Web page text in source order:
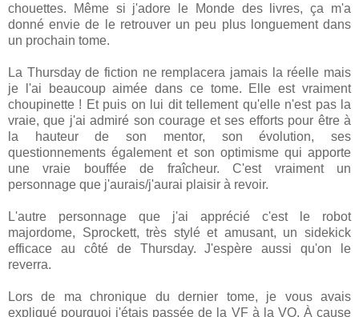
chouettes. Même si j'adore le Monde des livres, ça m'a
donné envie de le retrouver un peu plus longuement dans
un prochain tome.
La Thursday de fiction ne remplacera jamais la réelle mais
je l'ai beaucoup aimée dans ce tome. Elle est vraiment
choupinette ! Et puis on lui dit tellement qu'elle n'est pas la
vraie, que j'ai admiré son courage et ses efforts pour être à
la hauteur de son mentor, son évolution, ses
questionnements également et son optimisme qui apporte
une vraie bouffée de fraîcheur. C'est vraiment un
personnage que j'aurais/j'aurai plaisir à revoir.
L'autre personnage que j'ai apprécié c'est le robot
majordome, Sprockett, très stylé et amusant, un sidekick
efficace au côté de Thursday. J'espère aussi qu'on le
reverra.
Lors de ma chronique du dernier tome, je vous avais
expliqué pourquoi j'étais passée de la VF à la VO. À cause